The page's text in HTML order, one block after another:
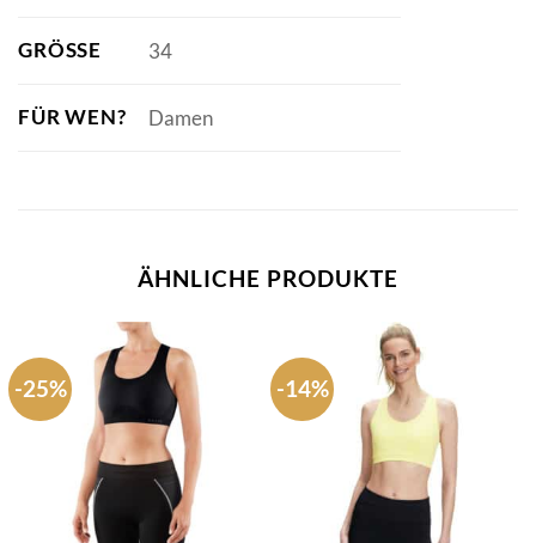
GRÖSSE 34
FÜR WEN? Damen
ÄHNLICHE PRODUKTE
-25% -14%